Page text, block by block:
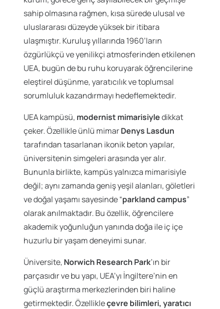
sahip olmasına rağmen, kısa sürede ulusal ve
uluslararası düzeyde yüksek bir itibara
ulaşmıştır. Kuruluş yıllarında 1960’ların
özgürlükçü ve yenilikçi atmosferinden etkilenen
UEA, bugün de bu ruhu koruyarak öğrencilerine
eleştirel düşünme, yaratıcılık ve toplumsal
sorumluluk kazandırmayı hedeflemektedir.
UEA kampüsü, modernist mimarisiyledikkat
çeker. Özellikle ünlü mimarDenys Lasdun
tarafından tasarlanan ikonik beton yapılar,
üniversitenin simgeleri arasında yer alır.
Bununla birlikte, kampüs yalnızca mimarisiyle
değil; aynı zamanda geniş yeşil alanları, göletleri
ve doğal yaşamı sayesinde “parkland campus”
olarak anılmaktadır. Bu özellik, öğrencilere
akademik yoğunluğun yanında doğa ile iç içe
huzurlu bir yaşam deneyimi sunar.
Üniversite, Norwich Research Park’ın bir
parçasıdır ve bu yapı, UEA’yı İngiltere’nin en
güçlü araştırma merkezlerinden biri haline
getirmektedir. Özellikleçevre bilimleri, yaratıcı